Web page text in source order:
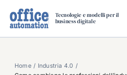
Tecnologie e modelli per il
business digitale
SPECIAL PAPER
Home
Industria 4.0